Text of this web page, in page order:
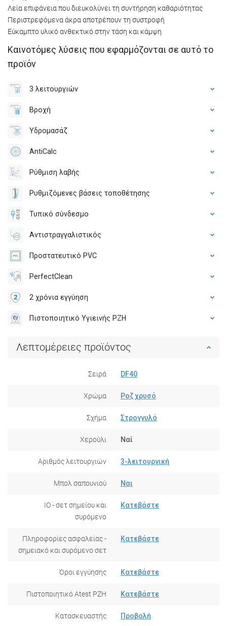
Λεία επιφάνεια που διευκολύνει τη συντήρηση καθαριότητας
Περιστρεφόμενα άκρα αποτρέπουν τη συστροφή
Εύκαμπτο υλικό ανθεκτικό στην τάση και κάμψη
Καινοτόμες λύσεις που εφαρμόζονται σε αυτό το
προϊόν
3 λειτουργιών
Βροχή
Υδρομασάζ
AntiCalc
Ρύθμιση λαβής
Ρυθμιζόμενες βάσεις τοποθέτησης
Τυπικό σύνδεσμο
Αντιστραγγαλιστικός
Προστατευτικό PVC
PerfectClean
2 χρόνια εγγύηση
Πιστοποιητικό Υγιεινής PZH
Λεπτομέρειες προϊόντος
Σειρά DF40
Χρώμα Ροζ χρυσό
Σχήμα Στρογγυλό
Χερούλι Ναί
Αριθμός λειτουργιών 3-λειτουργική
Μπολ σαπουνιού Ναι
IO - σετ σημείου και
συρόμενο
Κατεβάστε
Πληροφορίες ασφαλείας -
σημειακό και συρόμενο σετ
Κατεβάστε
Όροι εγγύησης Κατεβάστε
Πιστοποιητικό Atest PZH Κατεβάστε
Κατασκευαστής Προβολή